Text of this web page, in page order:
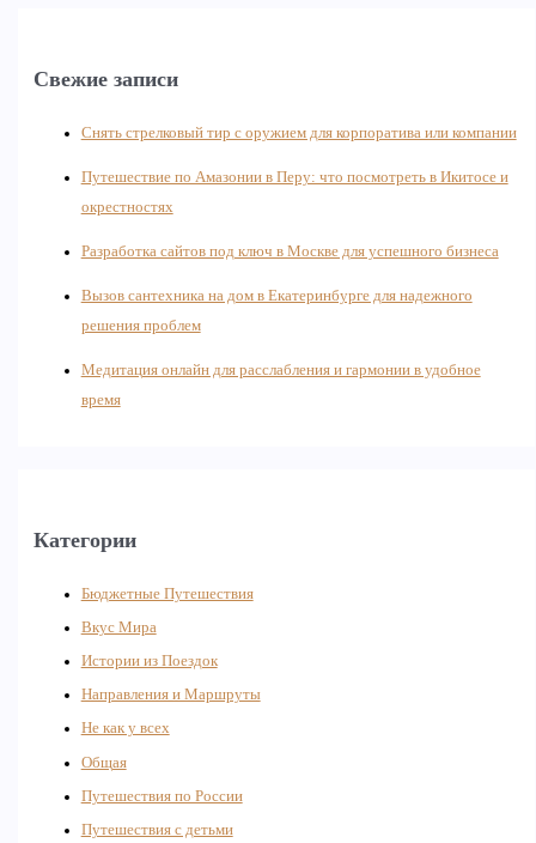
Свежие записи
Снять стрелковый тир с оружием для корпоратива или компании
Путешествие по Амазонии в Перу: что посмотреть в Икитосе и
окрестностях
Разработка сайтов под ключ в Москве для успешного бизнеса
Вызов сантехника на дом в Екатеринбурге для надежного
решения проблем
Медитация онлайн для расслабления и гармонии в удобное
время
Категории
Бюджетные Путешествия
Вкус Мира
Истории из Поездок
Направления и Маршруты
Не как у всех
Общая
Путешествия по России
Путешествия с детьми